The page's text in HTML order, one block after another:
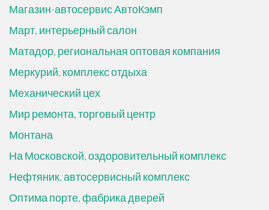
Магазин-автосервис АвтоКэмп
Март, интерьерный салон
Матадор, региональная оптовая компания
Меркурий, комплекс отдыха
Механический цех
Мир ремонта, торговый центр
Монтана
На Московской, оздоровительный комплекс
Нефтяник, автосервисный комплекс
Оптима порте, фабрика дверей